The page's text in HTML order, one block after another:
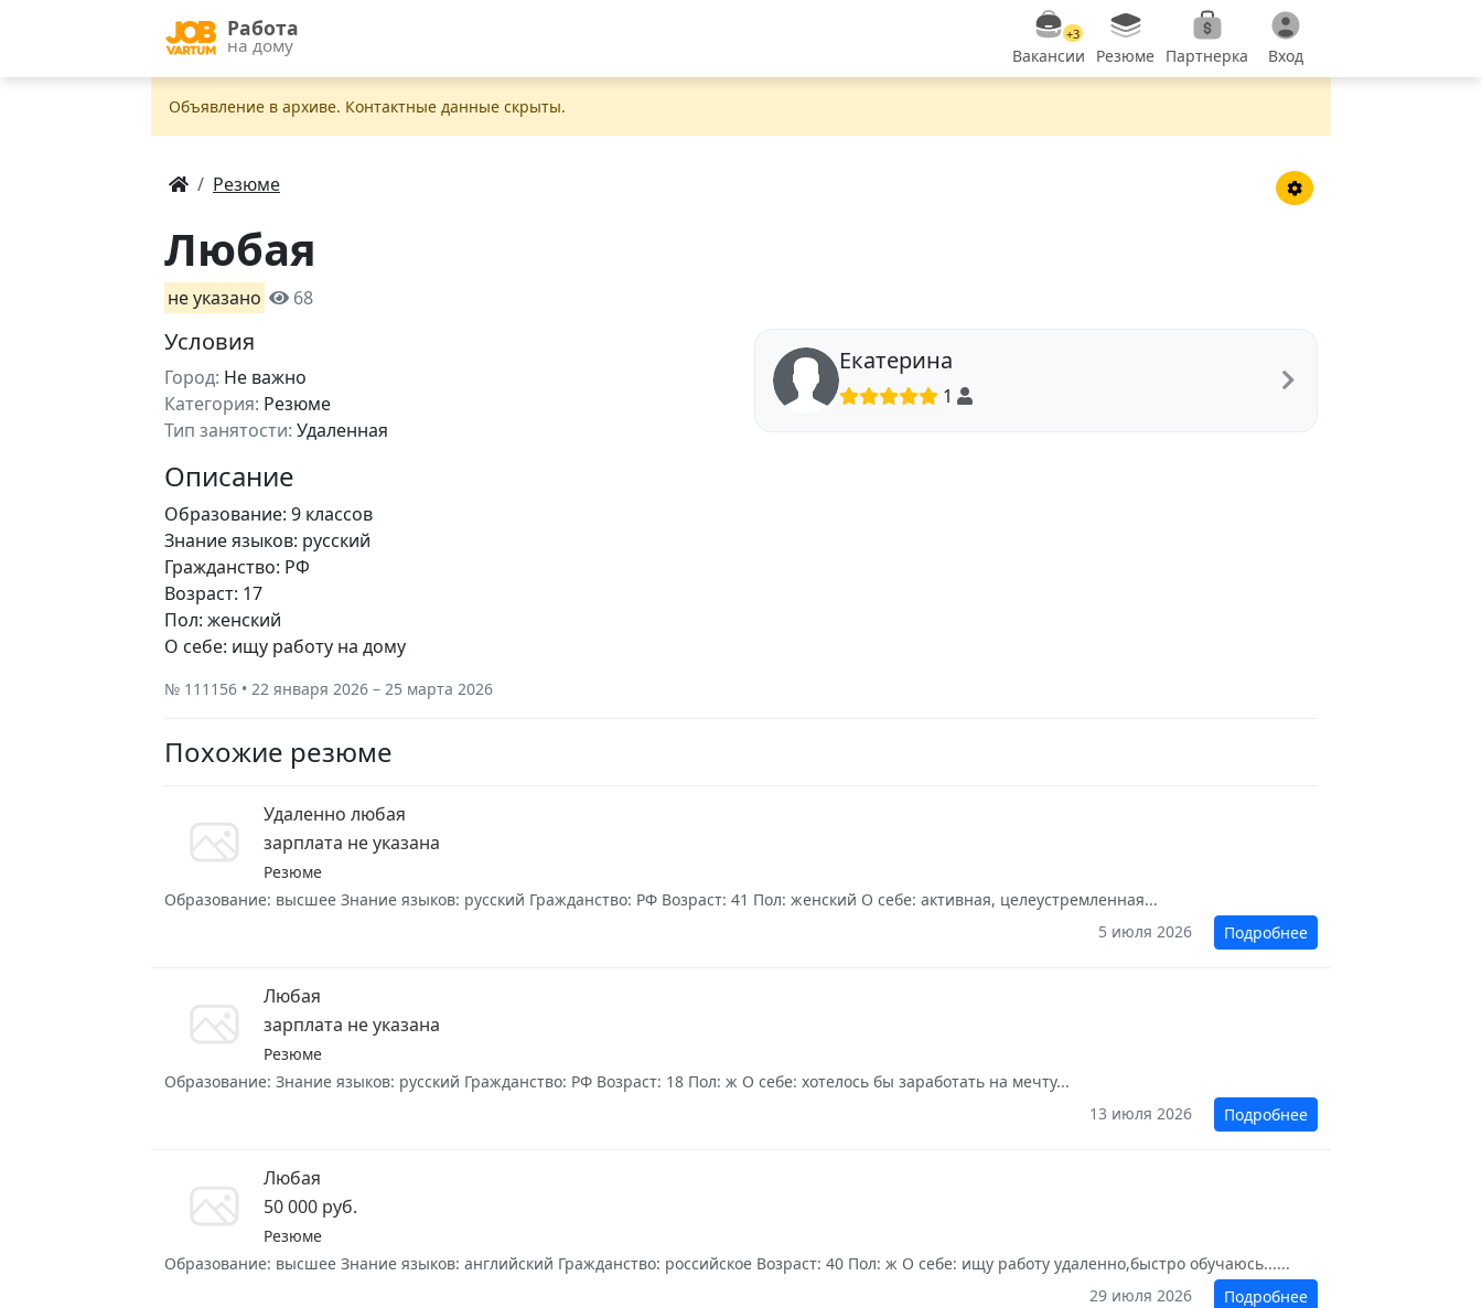
Работа
на дому
+3
Вакансии Резюме Партнерка Вход
Объявление в apxивe. Контактные данные скрыты.
Резюме
Любая
не указано 68
Условия
Город: Не важно
Категория: Резюме
Тип занятости: Удаленная
Екатерина
1
Описание
Образование: 9 классов
Знание языков: русский
Гражданство: РФ
Возраст: 17
Пол: женский
О себе: ищу работу на дому
№ 111156 • 22 января 2026 – 25 марта 2026
Похожие резюме
Удаленно любая
зарплата не указана
Резюме
Образование: высшее Знание языков: русский Гражданство: РФ Возраст: 41 Пол: женский О себе: активная, целеустремленная...
5 июля 2026
Подробнее
Любая
зарплата не указана
Резюме
Образование: Знание языков: русский Гражданство: РФ Возраст: 18 Пол: ж О себе: хотелось бы заработать на мечту...
13 июля 2026
Подробнее
Любая
50 000 руб.
Резюме
Образование: высшее Знание языков: английский Гражданство: российское Возраст: 40 Пол: ж О себе: ищу работу удаленно,быстро обучаюсь......
29 июля 2026
Подробнее